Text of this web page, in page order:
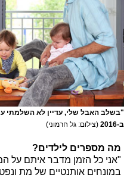
"בשלב האבל שלי, עדיין לא השלמתי
ב-2016
(צילום: גל חרמוני)
מה מספרים לילדים?
"אני כל הזמן מדבר איתם על
במונחים אותנטיים של מת